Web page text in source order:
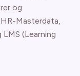
og
Masterdata,
(Learning